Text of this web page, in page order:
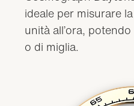
ideale per misurare
unità all’ora,
o di miglia.